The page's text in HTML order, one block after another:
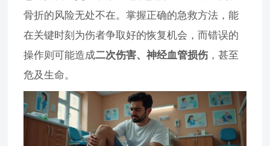
骨折的风险无处不在。掌握正确的急救方法，能
在关键时刻为伤者争取好的恢复机会，而错误的
操作则可能造成二次伤害、神经血管损伤 ，甚至
危及生命。